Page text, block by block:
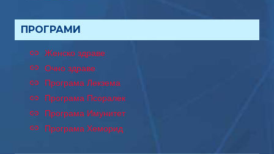
ПРОГРАМИ
Женско здраве
Очно здраве
Програма Лекзема
Програма Псоралек
Програма Имунитет
Програма Хеморид